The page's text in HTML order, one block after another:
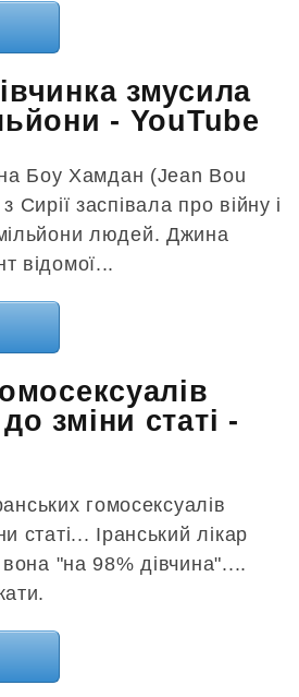
змусила
- YouTube
Боу Хамдан (Jean Bou
Сирії заспівала про війну і
людей. Джина
відомої...
зміни статі -
гомосексуалів
статі... Іранський лікар
"на 98% дівчина"....